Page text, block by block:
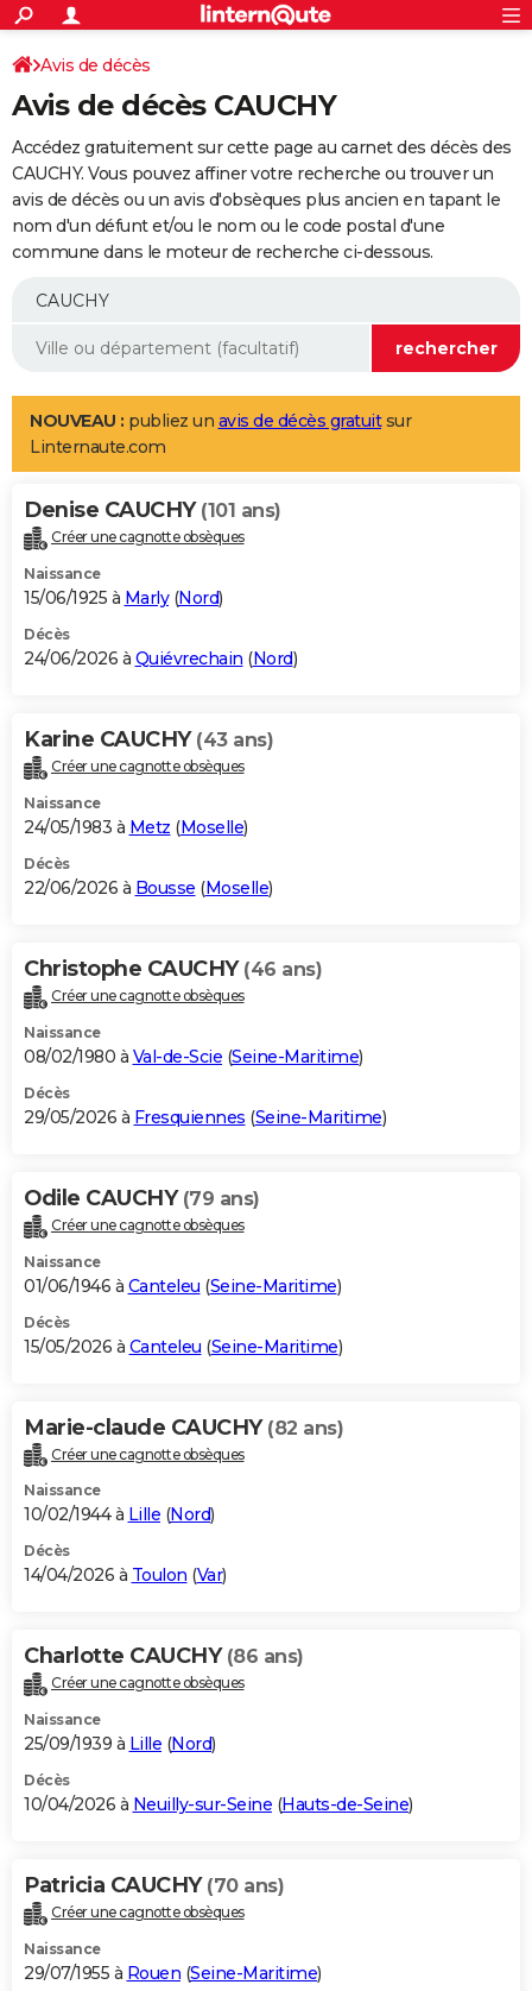
ACTUALITÉS
Politique
Société
Faits Divers
Education
Monde
Villes
+
SPORT
Coupe du monde 2026
Football
Tennis
Cyclisme
Rugby
Forum
Programme TV
TNT
Streaming
Cinéma
Sorties cinéma
Musique
+
FINANCE
Retraite
Epargne
Immobilier
Risques naturels par ville
Banque
Assurance
AUTO
Essais
Réserver un essai
Citadines
Berlines
SUV
Forum auto
+
Mobiles
Meilleur smartphone
Internet
Ordinateurs
Jeux vidéo
Guide high-tech
Aménagement intérieur
LIFESTYLE
Art de vivre
Bien-être
Loisirs
Mode
Modes de vie
Alimentation
Guide de la santé
Maladies
Médicaments
Sommeil
VOYAGE
Destinations
City break
Voyage nature
Voyage de noces
Forum
Climat
+PHOTO
GUIDES D'ACHAT
BONS PLANS
Carte de Noël
Carte Bonne année
Carte Saint-Valentin
Carte Pâques
Carte d'anniversaire
DICTIONNAIRE
Dictionnaire
Biographies
Citations
Expressions
Proverbes
PROGRAMME TV
S'inscrire
Se connecter
Lycées
Collèges
Primaires
Universités
Entreprises
Service militaire
Avis de recherche
AVIS DE DÉCÈS
Bricolage
Lifestyle
Culture
Sport
Auto
Television
Voyage
Cinema
Avis de décès
Avis de décès CAUCHY
Accédez gratuitement sur cette page au carnet des décès des
CAUCHY. Vous pouvez affiner votre recherche ou trouver un
avis de décès ou un avis d'obsèques plus ancien en tapant le
nom d'un défunt et/ou le nom ou le code postal d'une
commune dans le moteur de recherche ci-dessous.
NOUVEAU : publiez un avis de décès gratuitsur
Linternaute.com
Denise CAUCHY (101 ans)
Créer une cagnotte obsèques
Naissance
15/06/1925 à Marly(Nord)
Décès
24/06/2026 à Quiévrechain (Nord)
Karine CAUCHY (43 ans)
Créer une cagnotte obsèques
Naissance
24/05/1983 à Metz (Moselle)
Décès
22/06/2026 à Bousse (Moselle)
Christophe CAUCHY (46 ans)
Créer une cagnotte obsèques
Naissance
08/02/1980 à Val-de-Scie (Seine-Maritime)
Décès
29/05/2026 à Fresquiennes (Seine-Maritime)
Odile CAUCHY (79 ans)
Créer une cagnotte obsèques
Naissance
01/06/1946 à Canteleu (Seine-Maritime)
Décès
15/05/2026 à Canteleu (Seine-Maritime)
Marie-claude CAUCHY (82 ans)
Créer une cagnotte obsèques
Naissance
10/02/1944 à Lille (Nord)
Décès
14/04/2026 à Toulon (Var)
Charlotte CAUCHY (86 ans)
Créer une cagnotte obsèques
Naissance
25/09/1939 à Lille (Nord)
Décès
10/04/2026 à Neuilly-sur-Seine (Hauts-de-Seine)
Patricia CAUCHY (70 ans)
Créer une cagnotte obsèques
Naissance
29/07/1955 à Rouen (Seine-Maritime)